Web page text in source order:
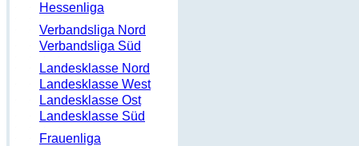
Hessenliga
Verbandsliga Nord
Verbandsliga Süd
Landesklasse Nord
Landesklasse West
Landesklasse Ost
Landesklasse Süd
Frauenliga